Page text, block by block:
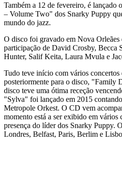
Também a 12 de fevereiro, é
– Volume Two" dos Snarky Puppy
mundo do jazz.
O disco foi gravado em Nova Orleães
participação de David Crosby, Becca
Hunter, Salif Keita, Laura Mvula e
Tudo teve início com vários
posteriormente para o disco, "Family
disco teve uma ótima receção
"Sylva" foi lançado em 2015
Metropole Orkest. O CD vem
momento está a ser exibido em vários
presença do líder dos Snarky Puppy.
Londres, Belfast, Paris, Berlim e